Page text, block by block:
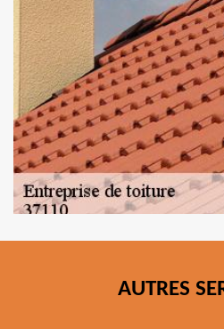
AUTRES